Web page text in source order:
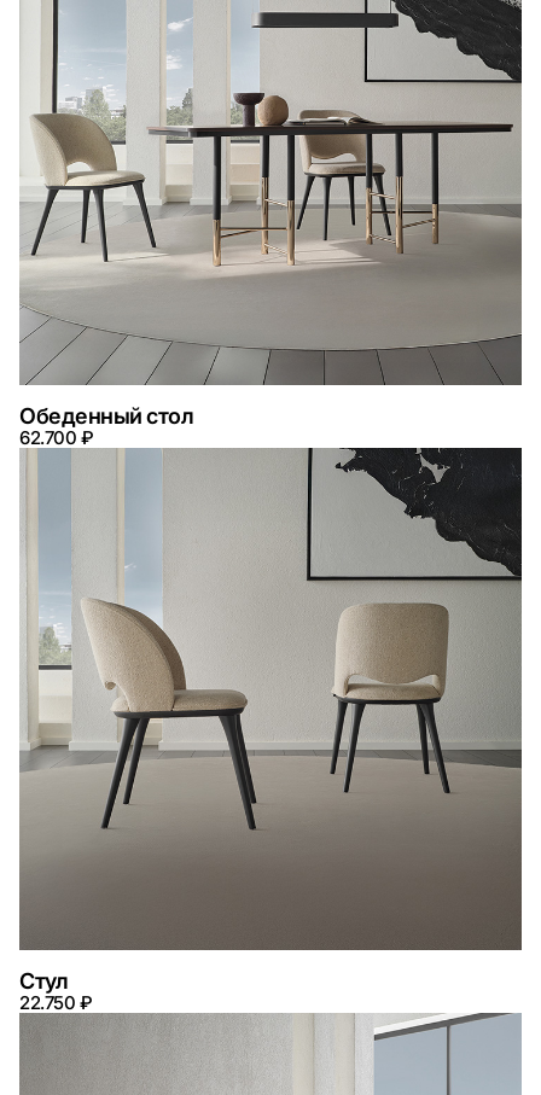
Обеденный стол
62.700 ₽
Стул
22.750 ₽